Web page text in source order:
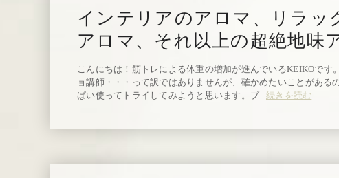
インテリアのアロマ、リラッ
アロマ、それ以上の超絶地味
こんにちは！筋トレによる体重の増加が進んでいるKEIKOです
ョ講師・・・って訳ではありませんが、確かめたいことがある
ぱい使ってトライしてみようと思います。ブ...続きを読む